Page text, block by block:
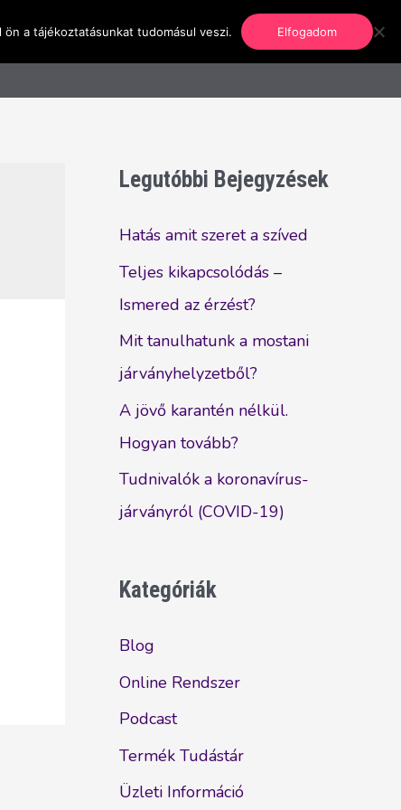
Kapcsolat
Legutóbbi Bejegyzések
Hatás amit szeret a szíved
Teljes kikapcsolódás –
Ismered az érzést?
Mit tanulhatunk a mostani
járványhelyzetből?
A jövő karantén nélkül.
Hogyan tovább?
Tudnivalók a koronavírus-
járványról (COVID-19)
Kategóriák
Blog
Online Rendszer
Podcast
Termék Tudástár
Üzleti Információ
a tájékoztatásunkat tudomásul veszi. Elfogadom